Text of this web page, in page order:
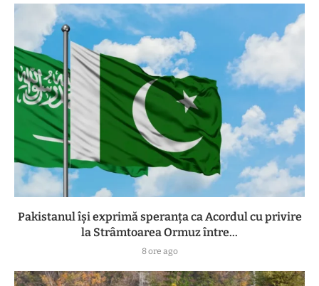
Pakistanul îşi exprimă speranţa ca Acordul cu privire
la Strâmtoarea Ormuz între...
8 ore ago